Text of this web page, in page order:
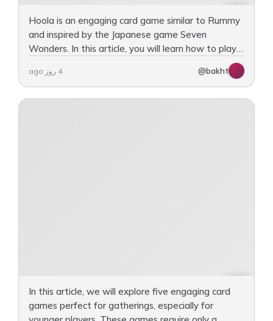
Hoola is an engaging card game similar to Rummy
and inspired by the Japanese game Seven
Wonders. In this article, you will learn how to play
gameplay procedures.…
@bakht 4 روز ago
In this article, we will explore five engaging card
games perfect for gatherings, especially for